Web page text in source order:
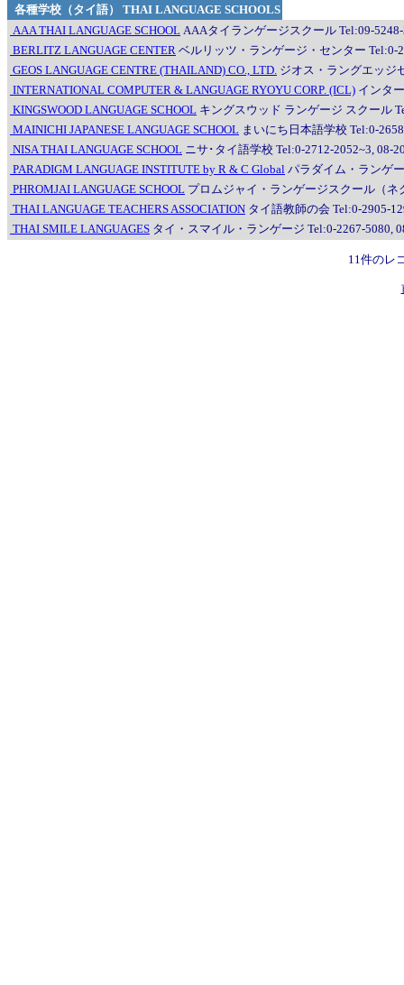
各種学校（タイ語） THAI LANGUAGE SCHOOLS
AAA THAI LANGUAGE SCHOOL AAAタイランゲージスクール Tel:09-
BERLITZ LANGUAGE CENTER ベルリッツ・ランゲージ・センター Tel:0-
GEOS LANGUAGE CENTRE (THAILAND) CO., LTD. ジオス・ラングエッジ
INTERNATIONAL COMPUTER & LANGUAGE RYOYU CORP. (ICL) インタ
KINGSWOOD LANGUAGE SCHOOL キングスウッド ランゲージ スクール
MAINICHI JAPANESE LANGUAGE SCHOOL まいにち日本語学校 Tel:0-
NISA THAI LANGUAGE SCHOOL ニサ･タイ語学校 Tel:0-2712-2052~3, 08-
PARADIGM LANGUAGE INSTITUTE by R & C Global パラダイム・ランゲ
PHROMJAI LANGUAGE SCHOOL プロムジャイ・ランゲージスクール（ネ
THAI LANGUAGE TEACHERS ASSOCIATION タイ語教師の会 Tel:0-2905-
THAI SMILE LANGUAGES タイ・スマイル・ランゲージ Tel:0-2267-5080,
11件のレ